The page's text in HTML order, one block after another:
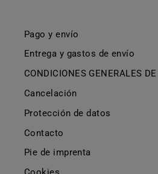
Pago y envío
Entrega y gastos de envío
CONDICIONES GENERALES
Cancelación
Protección de datos
Contacto
Pie de imprenta